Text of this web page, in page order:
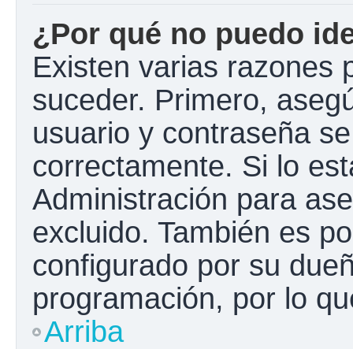
¿Por qué no puedo
Existen varias razones
suceder. Primero,
usuario y contraseña
correctamente. Si lo
Administración para
excluido. También es
configurado por su
programación, por lo
Arriba